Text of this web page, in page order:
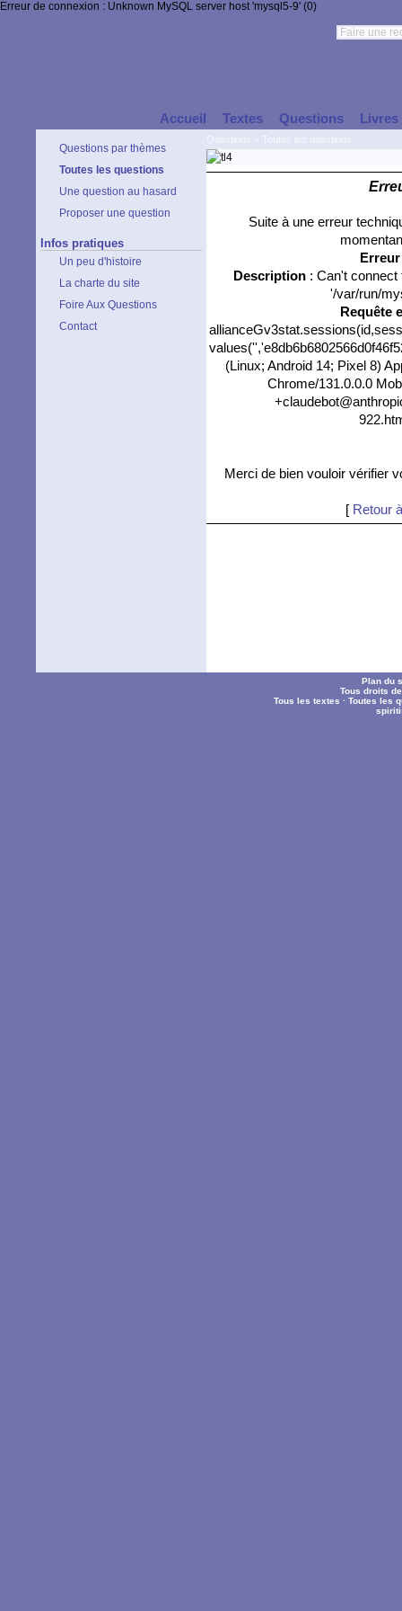
Erreur de connexion : Unknown MySQL server host 'mysql5-9' (0)
Accueil Textes Questions Livres
Questions par thèmes
Toutes les questions
Une question au hasard
Proposer une question
Infos pratiques
Un peu d'histoire
La charte du site
Foire Aux Questions
Contact
Suite à une erreur
Description: Can't connect
'/var/run/
Requête
(Linux; Android 14; Pixel 8)
Chrome/131.0.0.0
Merci de bien vouloir vérifier
[ Retour
Plan du
Tous droits
Tous les textes ·Toutes les